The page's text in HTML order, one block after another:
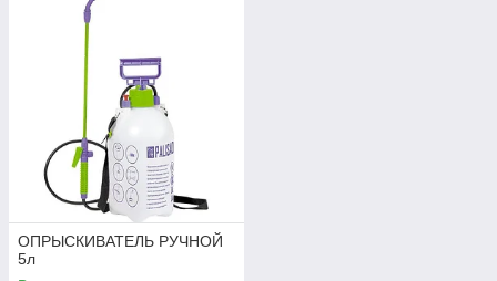
ОПРЫСКИВАТЕЛЬ РУЧНОЙ
5л